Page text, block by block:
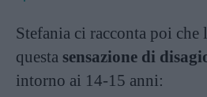
Stefania ci racconta poi che
questa sensazione di
intorno ai 14-15 anni: